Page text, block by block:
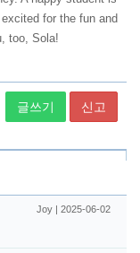
글쓰기 신고